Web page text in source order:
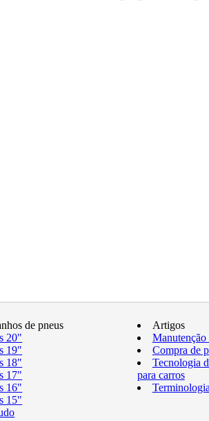
de pneus
20"
19"
18"
17"
16"
15"
Artigos
Manutenção
Compra de
Tecnologia
para carros